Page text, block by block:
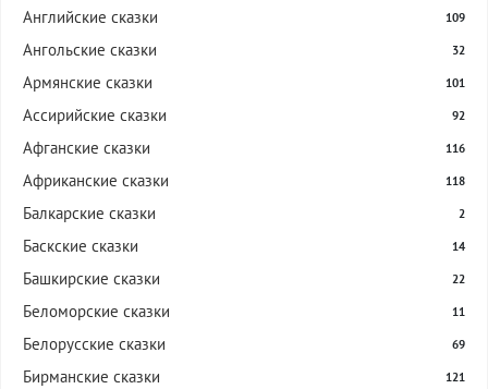
Английские сказки 109
Ангольские сказки 32
Армянские сказки 101
Ассирийские сказки 92
Афганские сказки 116
Африканские сказки 118
Балкарские сказки 2
Баскские сказки 14
Башкирские сказки 22
Беломорские сказки 11
Белорусские сказки 69
Бирманские сказки 121